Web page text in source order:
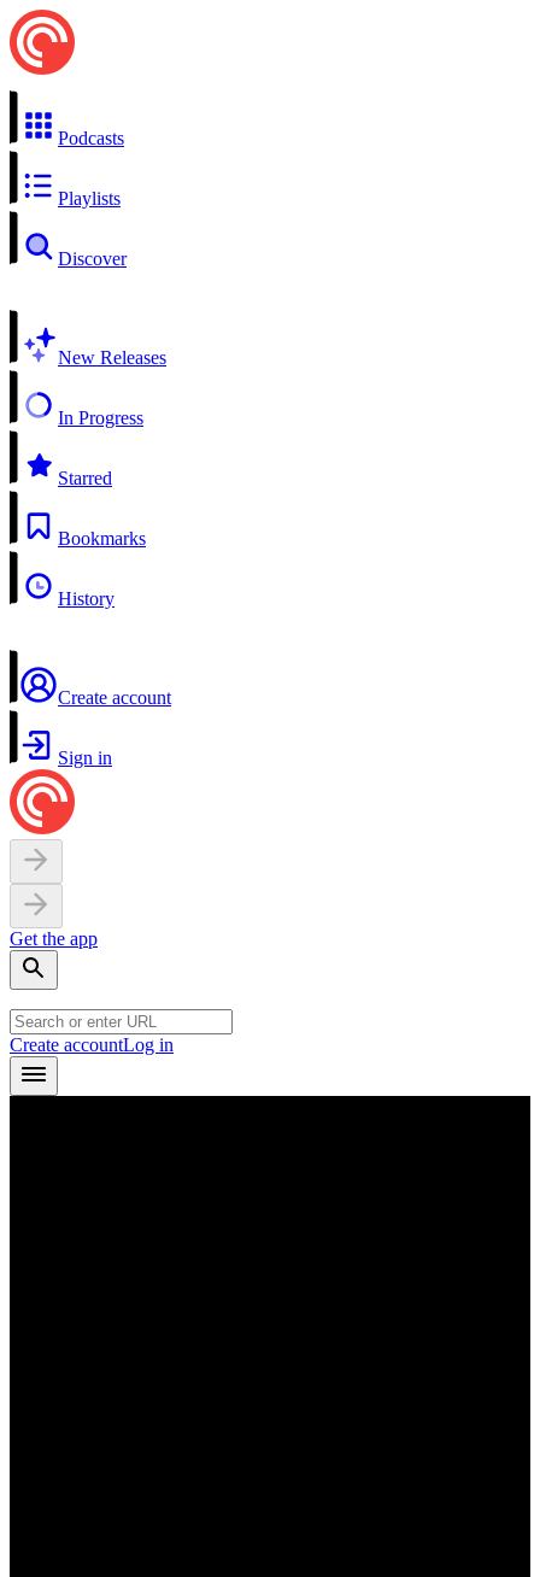
Podcasts
Playlists
Discover
New Releases
In Progress
Starred
Bookmarks
History
Create account
Sign in
Get the app
Create accountLog in